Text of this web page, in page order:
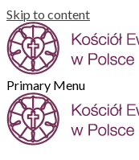
Skip to content
Primary Menu